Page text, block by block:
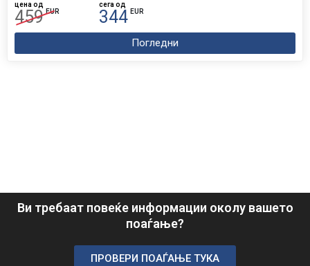
цена од
459 EUR
сега од
344 EUR
Погледни
Ви требаат повеќе информации околу вашето
поаѓање?
ПРОВЕРИ ПОАЃАЊЕ ТУКА